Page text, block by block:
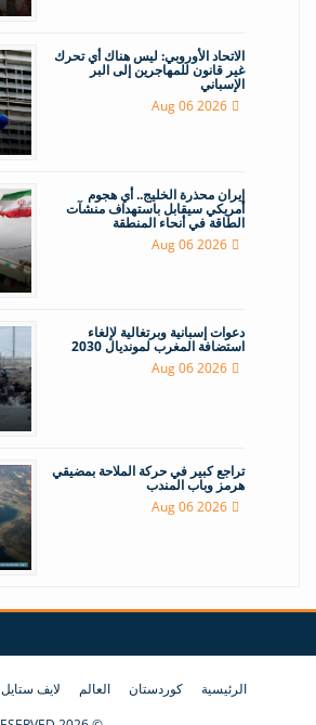
الاتحاد الأوروبي: ليس هناك أي تحرك
غير قانون للمهاجرين إلى البر
الإسباني
Aug 06 2026
إيران محذرة الخليج.. أي هجوم
أمريكي سيقابل باستهداف منشآت
الطاقة في أنحاء المنطقة
Aug 06 2026
دعوات إسبانية وبرتغالية لإلغاء
استضافة المغرب لمونديال 2030
Aug 06 2026
تراجع كبير في حركة الملاحة بمضيقي
هرمز وباب المندب
Aug 06 2026
الرئيسية كوردستان العالم لايف ستايل